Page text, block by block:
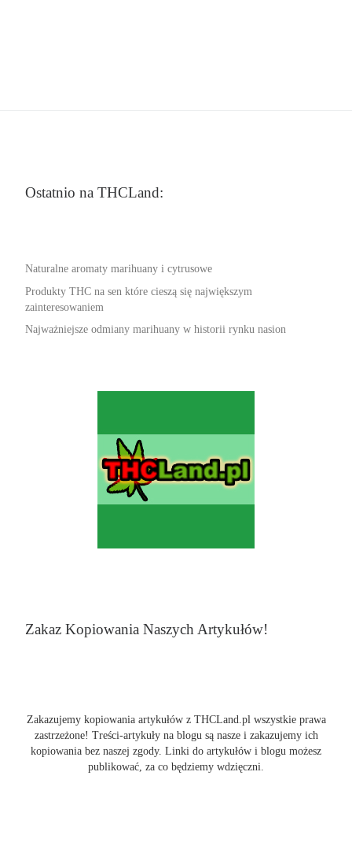
Ostatnio na THCLand:
Naturalne aromaty marihuany i cytrusowe
Produkty THC na sen które cieszą się największym
zainteresowaniem
Najważniejsze odmiany marihuany w historii rynku nasion
Zakaz Kopiowania Naszych Artykułów!
Zakazujemy kopiowania artykułów z THCLand.pl wszystkie prawa
zastrzeżone! Treści-artykuły na blogu są nasze i zakazujemy ich
kopiowania bez naszej zgody. Linki do artykułów i blogu możesz
publikować, za co będziemy wdzięczni.